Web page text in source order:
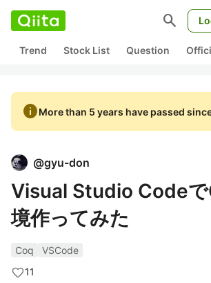
search
Trend Stock List Question
infoMore than 5 years have passed
@gyu-don
Visual Studio Code
境作ってみた
Coq
VSCode
11